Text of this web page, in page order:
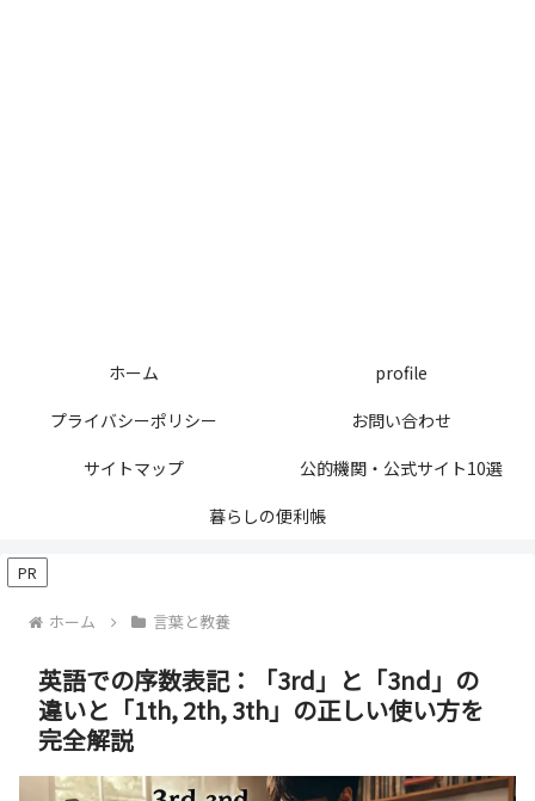
ホーム
profile
プライバシーポリシー
お問い合わせ
サイトマップ
公的機関・公式サイト10選
暮らしの便利帳
PR
ホーム 言葉と教養
英語での序数表記：「3rd」と「3nd」の
違いと「1th, 2th, 3th」の正しい使い方を
完全解説